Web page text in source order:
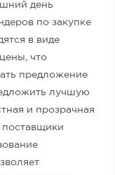
день
по закупке
в виде
что
предложение
лучшую
и прозрачная
поставщики